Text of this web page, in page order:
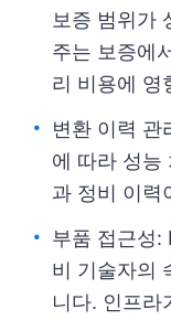
보증 범위가
주는 보증에
리 비용에 영
변환 이력 관
에 따라 성능
과 정비 이력
부품 접근성:
비 기술자의
니다. 인프라